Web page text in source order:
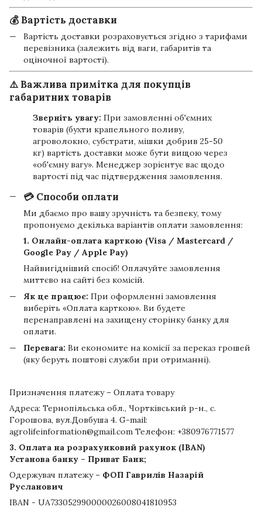
💰 Вартість доставки
Вартість доставки розраховується згідно з тарифами
перевізника (залежить від ваги, габаритів та
оціночної вартості).
⚠️ Важлива примітка для покупців
габаритних товарів
Зверніть увагу: При замовленні об'ємних
товарів (бухти крапельного поливу,
агроволокно, субстрати, мішки добрив 25-50
кг) вартість доставки може бути вищою через
«об'ємну вагу». Менеджер зорієнтує вас щодо
вартості під час підтвердження замовлення.
💳 Способи оплати
Ми дбаємо про вашу зручність та безпеку, тому
пропонуємо декілька варіантів оплати замовлення:
1. Онлайн-оплата карткою (Visa / Mastercard /
Google Pay / Apple Pay)
Найвигідніший спосіб! Оплачуйте замовлення
миттєво на сайті без комісій.
Як це працює: При оформленні замовлення
виберіть «Оплата карткою». Ви будете
перенаправлені на захищену сторінку банку для
оплати.
Перевага: Ви економите на комісії за переказ грошей
(яку беруть поштові служби при отриманні).
Призначення платежу – Оплата товару
Адреса: Тернопільська обл., Чортківський р-н., с.
Горошова, вул.Довбуша 4. G-mail:
agrolifeinformation@gmail.com Телефон: +380976771577
3. Оплата на розрахунковий рахунок (IBAN)
Установа банку – Приват Банк;
Одержувач платежу – ФОП Гаврилів Назарій
Русланович
IBAN - UA733052990000026008041810953